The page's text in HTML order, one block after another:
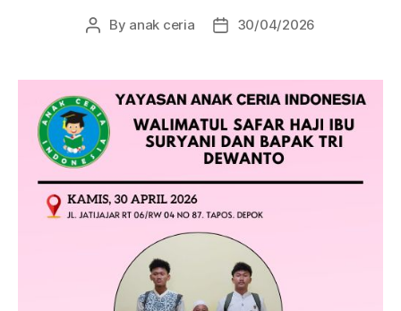
Post
By anak ceria
Post30/04/2026